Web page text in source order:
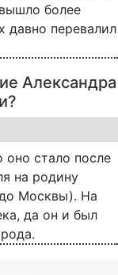
более
давно перевалил
Александра
оно стало после
на родину
Москвы). На
да он и был